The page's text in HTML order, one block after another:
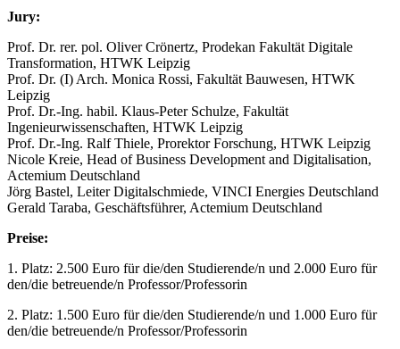
Jury:
Prof. Dr. rer. pol. Oliver Crönertz, Prodekan Fakultät Digitale
Transformation, HTWK Leipzig
Prof. Dr. (I) Arch. Monica Rossi, Fakultät Bauwesen, HTWK
Leipzig
Prof. Dr.-Ing. habil. Klaus-Peter Schulze, Fakultät
Ingenieurwissenschaften, HTWK Leipzig
Prof. Dr.-Ing. Ralf Thiele, Prorektor Forschung, HTWK Leipzig
Nicole Kreie, Head of Business Development and Digitalisation,
Actemium Deutschland
Jörg Bastel, Leiter Digitalschmiede, VINCI Energies Deutschland
Gerald Taraba, Geschäftsführer, Actemium Deutschland
Preise:
1. Platz: 2.500 Euro für die/den Studierende/n und 2.000 Euro für
den/die betreuende/n Professor/Professorin
2. Platz: 1.500 Euro für die/den Studierende/n und 1.000 Euro für
den/die betreuende/n Professor/Professorin